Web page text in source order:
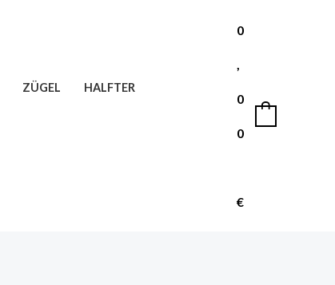
ZÜGEL HALFTER
0
,
0
0
€